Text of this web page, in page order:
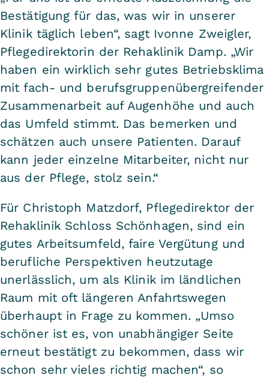
Bestätigung für das, was wir in unserer
Klinik täglich leben“, sagt Ivonne Zweigler,
Pflegedirektorin der Rehaklinik Damp. „Wir
haben ein wirklich sehr gutes Betriebsklima
mit fach- und berufsgruppenübergreifender
Zusammenarbeit auf Augenhöhe und auch
das Umfeld stimmt. Das bemerken und
schätzen auch unsere Patienten. Darauf
kann jeder einzelne Mitarbeiter, nicht nur
aus der Pflege, stolz sein.“
Für Christoph Matzdorf, Pflegedirektor der
Rehaklinik Schloss Schönhagen, sind ein
gutes Arbeitsumfeld, faire Vergütung und
berufliche Perspektiven heutzutage
unerlässlich, um als Klinik im ländlichen
Raum mit oft längeren Anfahrtswegen
überhaupt in Frage zu kommen. „Umso
schöner ist es, von unabhängiger Seite
erneut bestätigt zu bekommen, dass wir
schon sehr vieles richtig machen“, so